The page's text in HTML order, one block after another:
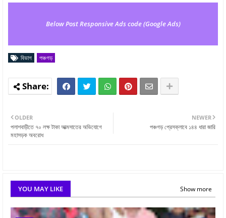
Below Post Responsive Ads code (Google Ads)
বিভাগ পঞ্চগড়
NEWER
পঞ্চগড় প্রেসক্লাবে ১৪৪ ধারা জারি
OLDER
পলাশবাড়ীতে ৭০ লক্ষ টাকা আত্মসাতের অভিযোগে
মহাসড়ক অবরোধ
YOU MAY LIKE Show more